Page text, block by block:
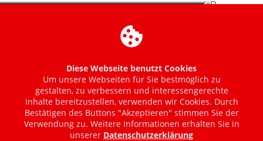
Diese Webseite benutzt Cookies
Um unsere Webseiten für Sie bestmöglich zu
gestalten, zu verbessern und interessengerechte
Inhalte bereitzustellen, verwenden wir Cookies. Durch
Bestätigen des Buttons "Akzeptieren" stimmen Sie der
Verwendung zu. Weitere Informationen erhalten Sie in
unserer Datenschutzerklärung